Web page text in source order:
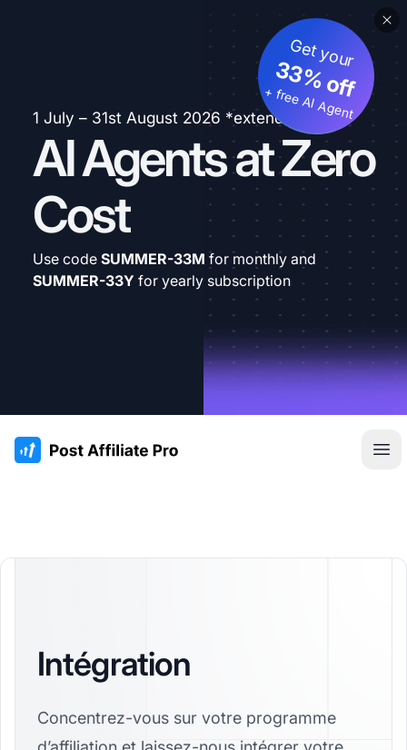
1 July – 31st August 2026 *extended
AI Agents at Zero
Cost
Get your
33% off
+ free AI Agent
Use code SUMMER-33M for monthly and
SUMMER-33Y for yearly subscription
:site.title
Intégration
Concentrez-vous sur votre programme